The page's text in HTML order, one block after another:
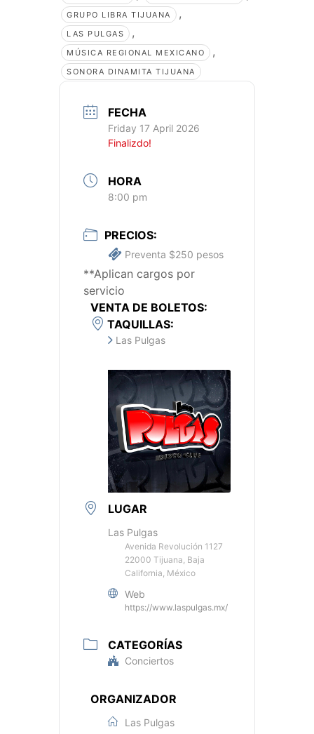
GRUPO LIBRA TIJUANA ,
LAS PULGAS ,
MÚSICA REGIONAL MEXICANO ,
SONORA DINAMITA TIJUANA
FECHA
Friday 17 April 2026
Finalizdo!
HORA
8:00 pm
PRECIOS:
Preventa $250 pesos
**Aplican cargos por
servicio
VENTA DE BOLETOS:
TAQUILLAS:
Las Pulgas
LUGAR
Las Pulgas
Avenida Revolución 1127
22000 Tijuana, Baja
California, México
Web
https://www.laspulgas.mx/
CATEGORÍAS
Conciertos
ORGANIZADOR
Las Pulgas